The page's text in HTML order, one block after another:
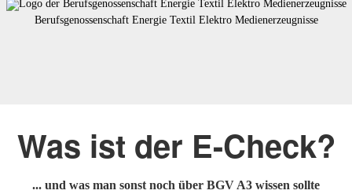
Berufsgenossenschaft Energie Textil Elektro Medienerzeugnisse
Was ist der E-Check?
... und was man sonst noch über BGV A3 wissen sollte